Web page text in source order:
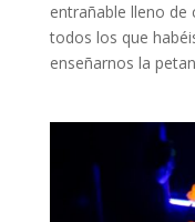
entrañable lleno de
todos los que
enseñarnos la